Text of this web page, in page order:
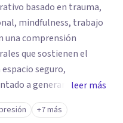
basado en trauma,
mindfulness, trabajo
una comprensión
que sostienen el
a generar
transformación
a la historia y
leer más
+7 más